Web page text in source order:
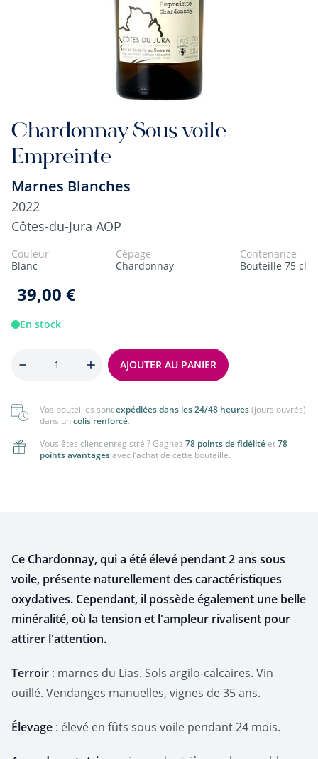
Chardonnay Sous voile
Empreinte
Marnes Blanches
2022
Côtes-du-Jura AOP
Couleur
Blanc
Cépage
Chardonnay
Contenance
Bouteille 75 cl
39,00 €
En stock
AJOUTER AU PANIER
Vos bouteilles sontexpédiées dans les 24/48 heures(jours ouvrés)
dans uncolis renforcé.
Vous êtes client enregistré ? Gagnez 78 points de fidélité et78
points avantagesavec l’achat de cette bouteille.
Ce Chardonnay, qui a été élevé pendant 2 ans sous
voile, présente naturellement des caractéristiques
oxydatives. Cependant, il possède également une belle
minéralité, où la tension et l'ampleur rivalisent pour
attirer l'attention.
Terroir : marnes du Lias. Sols argilo-calcaires. Vin
ouillé. Vendanges manuelles, vignes de 35 ans.
Élevage : élevé en fûts sous voile pendant 24 mois.